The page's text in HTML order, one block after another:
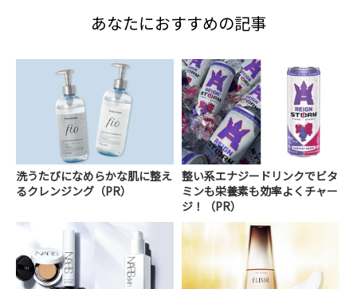
あなたにおすすめの記事
洗うたびになめらかな肌に整え
るクレンジング（PR）
整い系エナジードリンクでビタ
ミンも栄養素も効率よくチャー
ジ！（PR）